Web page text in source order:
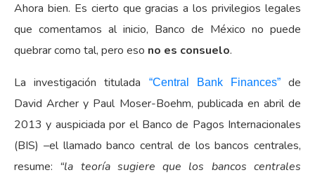
Ahora bien. Es cierto que gracias a los privilegios legales
que comentamos al inicio, Banco de México no puede
quebrar como tal, pero eso no es consuelo.
La investigación titulada “Central Bank Finances”de
David Archer y Paul Moser-Boehm, publicada en abril de
2013 y auspiciada por el Banco de Pagos Internacionales
(BIS) –el llamado banco central de los bancos centrales,
resume: “la teoría sugiere que los bancos centrales